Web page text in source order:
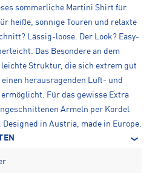
sommerliche Martini Shirt für
heiße, sonnige Touren und relaxte
Lässig-loose. Der Look? Easy-
Das Besondere an dem
Struktur, die sich extrem gut
herausragenden Luft- und
Für das gewisse Extra
Ärmeln per Kordel
in Austria, made in Europe.